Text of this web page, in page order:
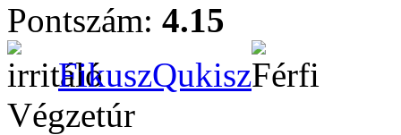
Pontszám: 4.15
FikuszQukisz
Végzetúr